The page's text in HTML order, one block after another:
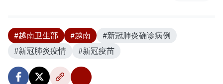
#越南卫生部 #越南
#新冠肺炎确诊病例
#新冠肺炎疫情
#新冠疫苗